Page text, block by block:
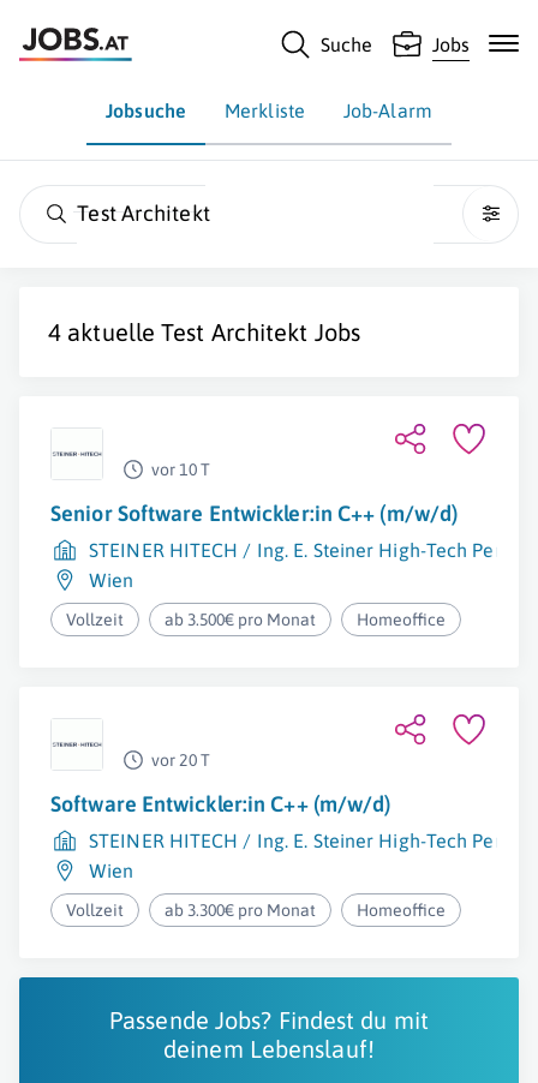
Suche Jobs
Jobsuche Merkliste Job-Alarm
Test Architekt
4 aktuelleTest Architekt Jobs
vor 10 T
Senior Software Entwickler:in C++ (m/w/d)
STEINER HITECH / Ing. E. Steiner High-Tech
Wien
Vollzeit ab 3.500€ pro Monat Homeoffice
vor 20 T
Software Entwickler:in C++ (m/w/d)
STEINER HITECH / Ing. E. Steiner High-Tech
Wien
Vollzeit ab 3.300€ pro Monat Homeoffice
Passende Jobs? Findest du mit
deinem Lebenslauf!